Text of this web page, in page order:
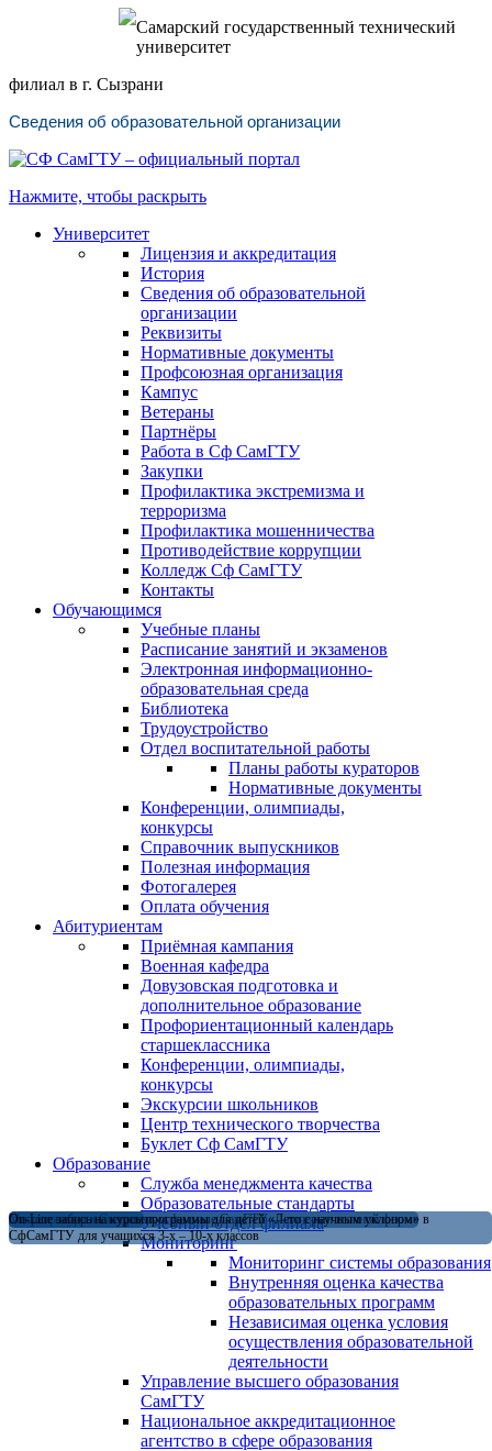
Самарский государственный технический
университет
филиал в г. Сызрани
Сведения об образовательной организации
Нажмите, чтобы раскрыть
Университет
Лицензия и аккредитация
История
Сведения об образовательной
организации
Реквизиты
Нормативные документы
Профсоюзная организация
Кампус
Ветераны
Партнёры
Работа в Сф СамГТУ
Закупки
Профилактика экстремизма и
терроризма
Профилактика мошенничества
Противодействие коррупции
Колледж Сф СамГТУ
Контакты
Обучающимся
Учебные планы
Расписание занятий и экзаменов
Электронная информационно-
образовательная среда
Библиотека
Трудоустройство
Отдел воспитательной работы
Планы работы кураторов
Нормативные документы
Конференции, олимпиады,
конкурсы
Справочник выпускников
Полезная информация
Фотогалерея
Оплата обучения
Абитуриентам
Приёмная кампания
Военная кафедра
Довузовская подготовка и
дополнительное образование
Профориентационный календарь
старшеклассника
Конференции, олимпиады,
конкурсы
Экскурсии школьников
Центр технического творчества
Буклет Сф СамГТУ
Образование
Служба менеджмента качества
Образовательные стандарты
Учебный отдел филиала
Мониторинг
Мониторинг системы образования
Внутренняя оценка качества
образовательных программ
Независимая оценка условия
осуществления образовательной
деятельности
Управление высшего образования
СамГТУ
Национальное аккредитационное
агентство в сфере образования
Магистратура в Сызранском филиале СамГТУ — теперь и в очной форме
Открыт набор на летние программы для детей «Лето с научным уклоном» в
СфСамГТУ для учащихся 3-х – 10-х классов
On-Line запись на курсы